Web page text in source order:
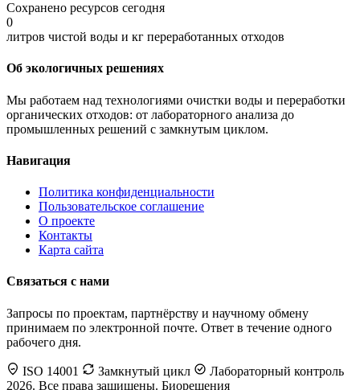
Сохранено ресурсов сегодня
0
литров чистой воды и кг переработанных отходов
Об экологичных решениях
Мы работаем над технологиями очистки воды и переработки
органических отходов: от лабораторного анализа до
промышленных решений с замкнутым циклом.
Навигация
Политика конфиденциальности
Пользовательское соглашение
О проекте
Контакты
Карта сайта
Связаться с нами
Запросы по проектам, партнёрству и научному обмену
принимаем по электронной почте. Ответ в течение одного
рабочего дня.
ISO 14001 Замкнутый цикл
Лабораторный контроль
2026. Все права защищены. Биорешения